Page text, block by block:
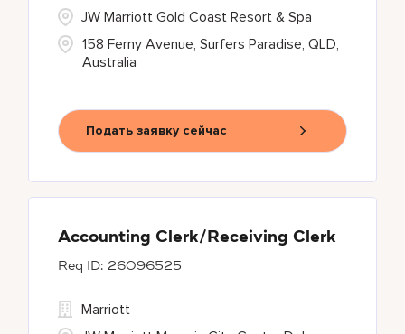
158 Ferny Avenue, Surfers Paradise, QLD,
Australia
JW Marriott Gold Coast Resort & Spa
Подать заявку сейчас
Accounting Clerk/Receiving Clerk
26096525
Marriott